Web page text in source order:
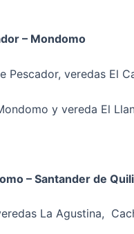
– Mondomo
Pescador, veredas El
y vereda El
– Santander de
La Agustina,